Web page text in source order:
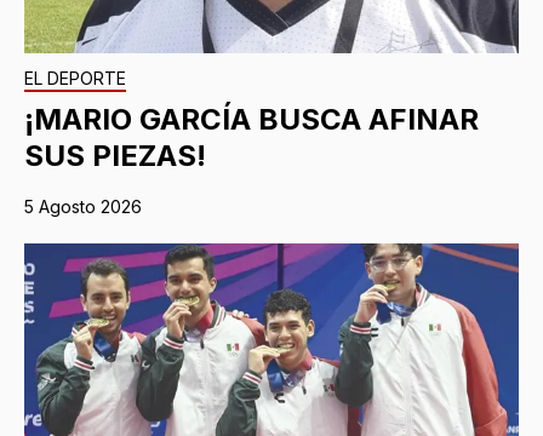
EL DEPORTE
¡MARIO GARCÍA BUSCA AFINAR
SUS PIEZAS!
5 Agosto 2026